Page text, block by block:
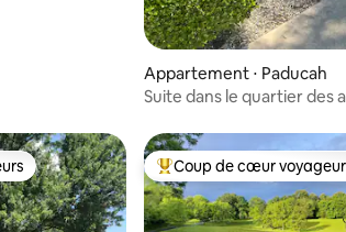
Appartement ⋅ Paducah
Suite dans le quartier des
les plus appréciés Coups de cœur voyageurs
Coup de cœur